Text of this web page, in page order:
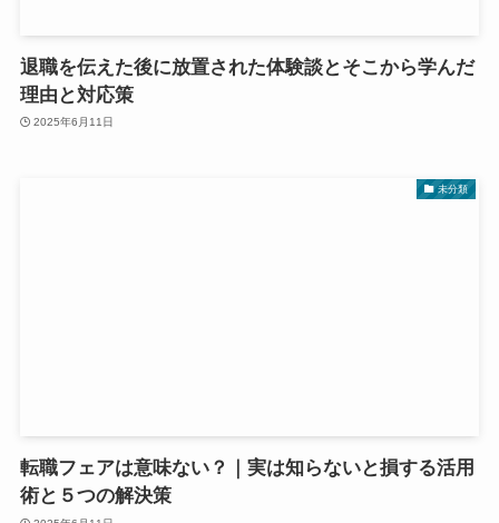
退職を伝えた後に放置された体験談とそこから学んだ
理由と対応策
2025年6月11日
未分類
転職フェアは意味ない？｜実は知らないと損する活用
術と５つの解決策